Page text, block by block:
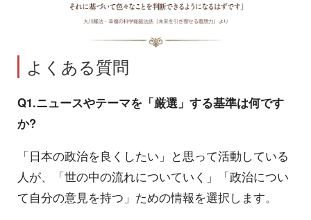
よくある質問
Q1.ニュースやテーマを「厳選」する基準は何です
か?
「日本の政治を良くしたい」と思って活動している
人が、「世の中の流れについていく」「政治につい
て自分の意見を持つ」ための情報を選択します。